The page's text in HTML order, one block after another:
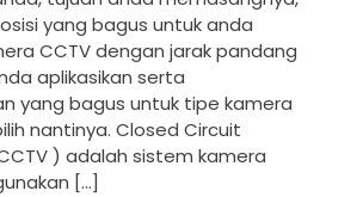
yang bagus untuk anda
CCTV dengan jarak pandang
aplikasikan serta
yang bagus untuk tipe kamera
nantinya. Closed Circuit
) adalah sistem kamera
[…]